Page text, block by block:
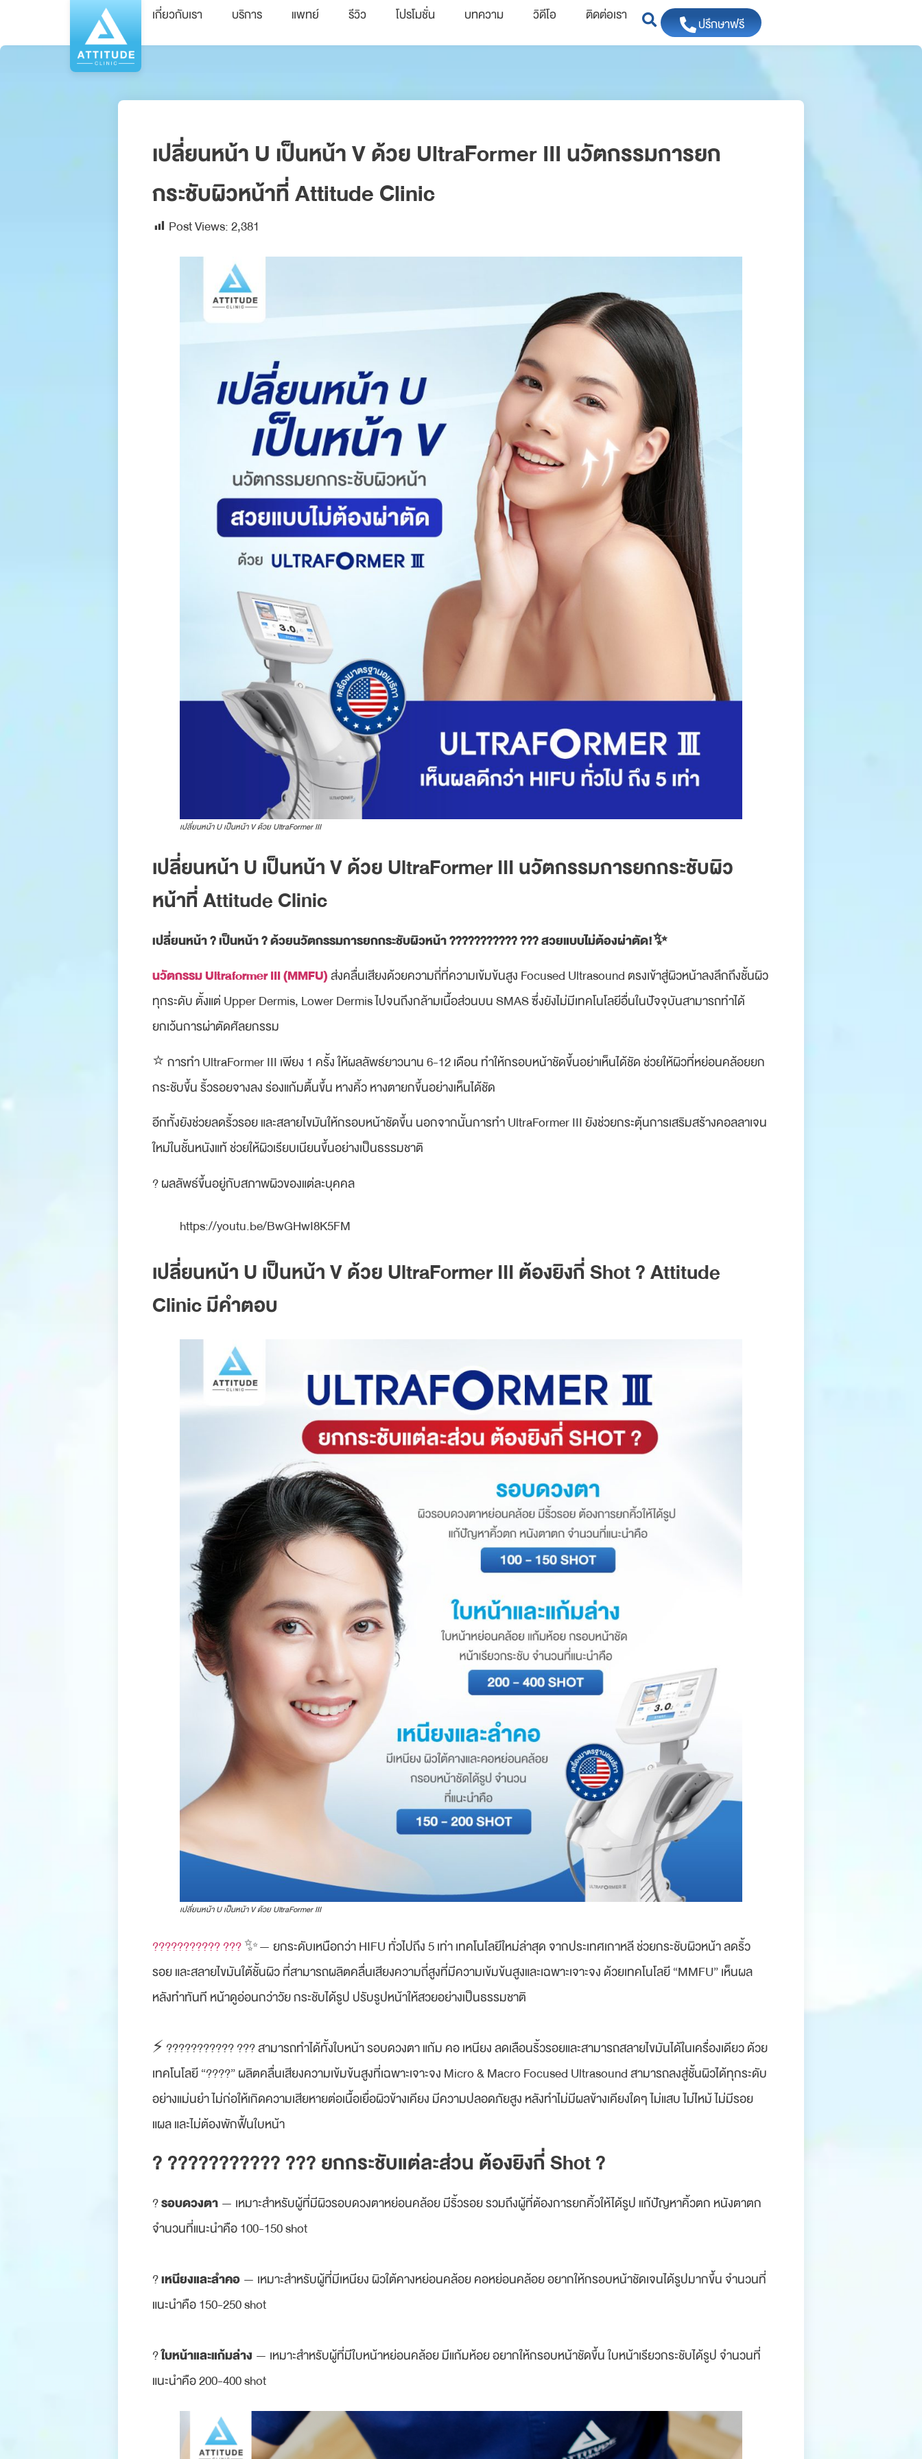
เกี่ยวกับเรา บริการ แพทย์ รีวิว โปรโมชั่น บทความ วิดีโอ ติดต่อเรา
ปรึกษาฟรี
เปลี่ยนหน้า U เป็นหน้า V ด้วย UltraFormer III นวัตกรรมการยก
กระชับผิวหน้าที่ Attitude Clinic
Post Views:2,381
เปลี่ยนหน้า U เป็นหน้า V ด้วย UltraFormer III
เปลี่ยนหน้า U เป็นหน้า V ด้วย UltraFormer III นวัตกรรมการยกกระชับผิว
หน้าที่ Attitude Clinic
เปลี่ยนหน้า ? เป็นหน้า ? ด้วยนวัตกรรมการยกกระชับผิวหน้า ??????????? ??? สวยแบบไม่ต้องผ่าตัด!✨ ⁠
นวัตกรรม Ultraformer III (MMFU)ส่งคลื่นเสียงด้วยความถี่ที่ความเข้มข้นสูง Focused Ultrasound ตรงเข้าสู่ผิวหน้าลงลึกถึงชั้นผิว
ทุกระดับ ตั้งแต่ Upper Dermis, Lower Dermis ไปจนถึงกล้ามเนื้อส่วนบน SMAS ซึ่งยังไม่มีเทคโนโลยีอื่นในปัจจุบันสามารถทำได้
ยกเว้นการผ่าตัดศัลยกรรม⁠⁠
⭐️ การทำ UltraFormer III เพียง 1 ครั้ง ให้ผลลัพธ์ยาวนาน 6-12 เดือน ทำให้กรอบหน้าชัดขึ้นอย่าเห็นได้ชัด ช่วยให้ผิวที่หย่อนคล้อยยก
กระชับขึ้น ริ้วรอยจางลง ร่องแก้มตื้นขึ้น หางคิ้ว หางตายกขึ้นอย่างเห็นได้ชัด
อีกทั้งยังช่วยลดริ้วรอย และสลายไขมันให้กรอบหน้าชัดขึ้น นอกจากนั้นการทำ UltraFormer III ยังช่วยกระตุ้นการเสริมสร้างคอลลาเจน
ใหม่ในชั้นหนังแท้ ช่วยให้ผิวเรียบเนียนขึ้นอย่างเป็นธรรมชาติ⁠
? ผลลัพธ์ขึ้นอยู่กับสภาพผิวของแต่ละบุคคล
https://youtu.be/BwGHwI8K5FM
เปลี่ยนหน้า U เป็นหน้า V ด้วย UltraFormer III ต้องยิงกี่ Shot ? Attitude
Clinic มีคำตอบ
เปลี่ยนหน้า U เป็นหน้า V ด้วย UltraFormer III
??????????? ???✨— ยกระดับเหนือกว่า HIFU ทั่วไปถึง 5 เท่า เทคโนโลยีใหม่ล่าสุด จากประเทศเกาหลี ช่วยกระชับผิวหน้า ลดริ้ว
รอย และสลายไขมันใต้ชั้นผิว ที่สามารถผลิตคลื่นเสียงความถี่สูงที่มีความเข้มข้นสูงและเฉพาะเจาะจง ด้วยเทคโนโลยี “MMFU” เห็นผล
หลังทำทันที หน้าดูอ่อนกว่าวัย กระชับได้รูป ปรับรูปหน้าให้สวยอย่างเป็นธรรมชาติ
⚡️ ??????????? ??? สามารถทำได้ทั้งใบหน้า รอบดวงตา แก้ม คอ เหนียง ลดเลือนริ้วรอยและสามารถสลายไขมันได้ในเครื่องเดียว ด้วย
เทคโนโลยี “????” ผลิตคลื่นเสียงความเข้มข้นสูงที่เฉพาะเจาะจง Micro & Macro Focused Ultrasound สามารถลงสู่ชั้นผิวได้ทุกระดับ
อย่างแม่นยำ ไม่ก่อให้เกิดความเสียหายต่อเนื้อเยื่อผิวข้างเคียง มีความปลอดภัยสูง หลังทำไม่มีผลข้างเคียงใดๆ ไม่แสบ ไม่ไหม้ ไม่มีรอย
แผล และไม่ต้องพักฟื้นใบหน้า
? ??????????? ??? ยกกระชับแต่ละส่วน ต้องยิงกี่ Shot ?
?รอบดวงตา — เหมาะสำหรับผู้ที่มีผิวรอบดวงตาหย่อนคล้อย มีริ้วรอย รวมถึงผู้ที่ต้องการยกคิ้วให้ได้รูป แก้ปัญหาคิ้วตก หนังตาตก
จำนวนที่แนะนำคือ 100-150 shot
?เหนียงและลำคอ — เหมาะสำหรับผู้ที่มีเหนียง ผิวใต้คางหย่อนคล้อย คอหย่อนคล้อย อยากให้กรอบหน้าชัดเจนได้รูปมากขึ้น จำนวนที่
แนะนำคือ 150-250 shot
?ใบหน้าและแก้มล่าง — เหมาะสำหรับผู้ที่มีใบหน้าหย่อนคล้อย มีแก้มห้อย อยากให้กรอบหน้าชัดขึ้น ใบหน้าเรียวกระชับได้รูป จำนวนที่
แนะนำคือ 200-400 shot